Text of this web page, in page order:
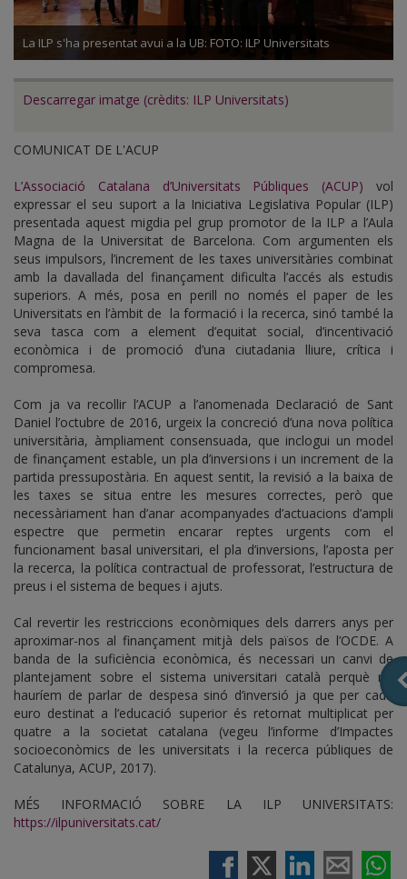
La ILP s'ha presentat avui a la UB: FOTO: ILP Universitats
Descarregar imatge (crèdits: ILP Universitats)
COMUNICAT DE L'ACUP
L’Associació Catalana d’Universitats Públiques (ACUP) vol
expressar el seu suport a la Iniciativa Legislativa Popular (ILP)
presentada aquest migdia pel grup promotor de la ILP a l’Aula
Magna de la Universitat de Barcelona. Com argumenten els
seus impulsors, l’increment de les taxes universitàries combinat
amb la davallada del finançament dificulta l’accés als estudis
superiors. A més, posa en perill no només el paper de les
Universitats en l’àmbit de la formació i la recerca, sinó també la
seva tasca com a element d’equitat social, d’incentivació
econòmica i de promoció d’una ciutadania lliure, crítica i
compromesa.
Com ja va recollir l’ACUP a l’anomenada Declaració de Sant
Daniel l’octubre de 2016, urgeix la concreció d’una nova política
universitària, àmpliament consensuada, que inclogui un model
de finançament estable, un pla d’inversions i un increment de la
partida pressupostària. En aquest sentit, la revisió a la baixa de
les taxes se situa entre les mesures correctes, però que
necessàriament han d’anar acompanyades d’actuacions d’ampli
espectre que permetin encarar reptes urgents com el
funcionament basal universitari, el pla d’inversions, l’aposta per
la recerca, la política contractual de professorat, l’estructura de
preus i el sistema de beques i ajuts.
Cal revertir les restriccions econòmiques dels darrers anys per
aproximar-nos al finançament mitjà dels països de l’OCDE. A
banda de la suficiència econòmica, és necessari un canvi de
plantejament sobre el sistema universitari català perquè no
hauríem de parlar de despesa sinó d’inversió ja que per cada
euro destinat a l’educació superior és retornat multiplicat per
quatre a la societat catalana (vegeu l’informe d’Impactes
socioeconòmics de les universitats i la recerca públiques de
Catalunya, ACUP, 2017).
MÉS INFORMACIÓ SOBRE LA ILP UNIVERSITATS:
https://ilpuniversitats.cat/